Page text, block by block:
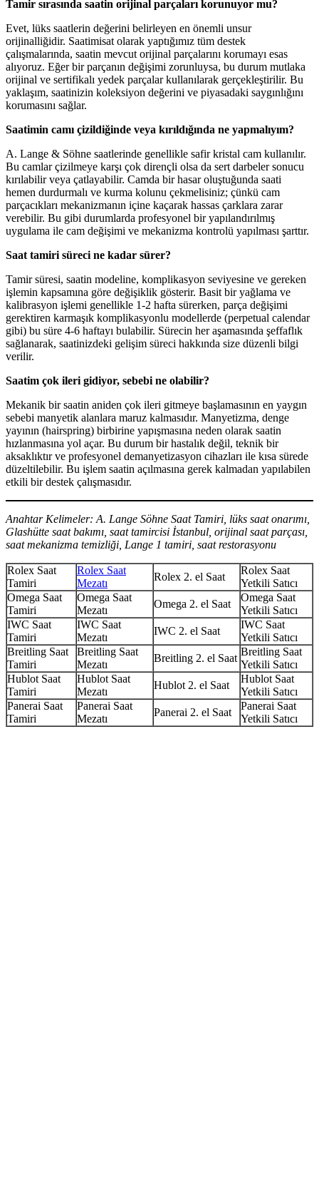
Tamir sırasında saatin orijinal parçaları korunuyor mu?
Evet, lüks saatlerin değerini belirleyen en önemli unsur
orijinalliğidir. Saatimisat olarak yaptığımız tüm destek
çalışmalarında, saatin mevcut orijinal parçalarını korumayı esas
alıyoruz. Eğer bir parçanın değişimi zorunluysa, bu durum mutlaka
orijinal ve sertifikalı yedek parçalar kullanılarak gerçekleştirilir. Bu
yaklaşım, saatinizin koleksiyon değerini ve piyasadaki saygınlığını
korumasını sağlar.
Saatimin camı çizildiğinde veya kırıldığında ne yapmalıyım?
A. Lange & Söhne saatlerinde genellikle safir kristal cam kullanılır.
Bu camlar çizilmeye karşı çok dirençli olsa da sert darbeler sonucu
kırılabilir veya çatlayabilir. Camda bir hasar oluştuğunda saati
hemen durdurmalı ve kurma kolunu çekmelisiniz; çünkü cam
parçacıkları mekanizmanın içine kaçarak hassas çarklara zarar
verebilir. Bu gibi durumlarda profesyonel bir yapılandırılmış
uygulama ile cam değişimi ve mekanizma kontrolü yapılması şarttır.
Saat tamiri süreci ne kadar sürer?
Tamir süresi, saatin modeline, komplikasyon seviyesine ve gereken
işlemin kapsamına göre değişiklik gösterir. Basit bir yağlama ve
kalibrasyon işlemi genellikle 1-2 hafta sürerken, parça değişimi
gerektiren karmaşık komplikasyonlu modellerde (perpetual calendar
gibi) bu süre 4-6 haftayı bulabilir. Sürecin her aşamasında şeffaflık
sağlanarak, saatinizdeki gelişim süreci hakkında size düzenli bilgi
verilir.
Saatim çok ileri gidiyor, sebebi ne olabilir?
Mekanik bir saatin aniden çok ileri gitmeye başlamasının en yaygın
sebebi manyetik alanlara maruz kalmasıdır. Manyetizma, denge
yayının (hairspring) birbirine yapışmasına neden olarak saatin
hızlanmasına yol açar. Bu durum bir hastalık değil, teknik bir
aksaklıktır ve profesyonel demanyetizasyon cihazları ile kısa sürede
düzeltilebilir. Bu işlem saatin açılmasına gerek kalmadan yapılabilen
etkili bir destek çalışmasıdır.
Anahtar Kelimeler: A. Lange Söhne Saat Tamiri, lüks saat onarımı,
Glashütte saat bakımı, saat tamircisi İstanbul, orijinal saat parçası,
saat mekanizma temizliği, Lange 1 tamiri, saat restorasyonu
Rolex Saat
Tamiri
Rolex Saat
Mezatı
Rolex 2. el Saat
Rolex Saat
Yetkili Satıcı
Omega Saat
Tamiri
Omega Saat
Mezatı
Omega 2. el Saat
Omega Saat
Yetkili Satıcı
IWC Saat
Tamiri
IWC Saat
Mezatı
IWC 2. el Saat
IWC Saat
Yetkili Satıcı
Breitling Saat
Tamiri
Breitling Saat
Mezatı
Breitling 2. el Saat
Breitling Saat
Yetkili Satıcı
Hublot Saat
Tamiri
Hublot Saat
Mezatı
Hublot 2. el Saat
Hublot Saat
Yetkili Satıcı
Panerai Saat
Tamiri
Panerai Saat
Mezatı
Panerai 2. el Saat
Panerai Saat
Yetkili Satıcı